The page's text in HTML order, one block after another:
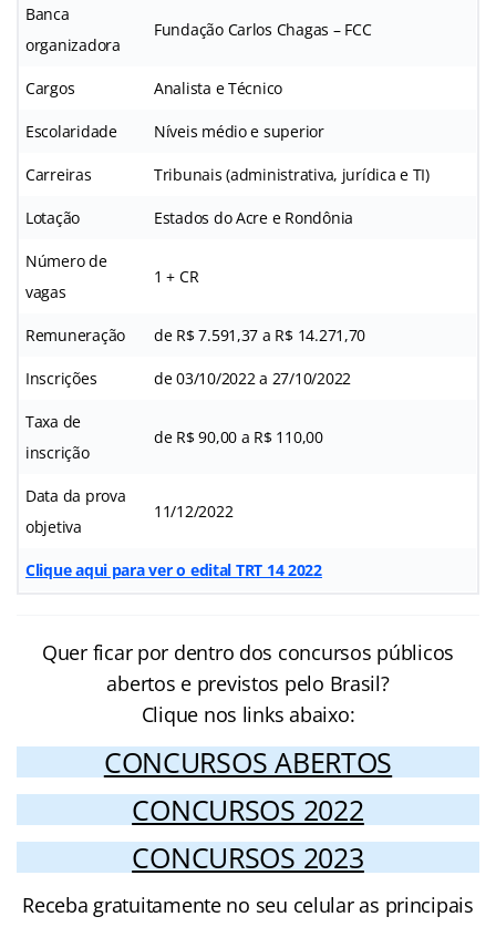
Banca
organizadora
Fundação Carlos Chagas – FCC
Cargos Analista e Técnico
Escolaridade Níveis médio e superior
Carreiras Tribunais (administrativa, jurídica e TI)
Lotação Estados do Acre e Rondônia
Número de
vagas
1 + CR
Remuneração de R$ 7.591,37 a R$ 14.271,70
Inscrições de 03/10/2022 a 27/10/2022
Taxa de
inscrição
de R$ 90,00 a R$ 110,00
Data da prova
objetiva
11/12/2022
Clique aqui para ver o edital TRT 14 2022
Quer ficar por dentro dos concursos públicos
abertos e previstos pelo Brasil?
Clique nos links abaixo:
CONCURSOS ABERTOS
CONCURSOS 2022
CONCURSOS 2023
Receba gratuitamente no seu celular as principais